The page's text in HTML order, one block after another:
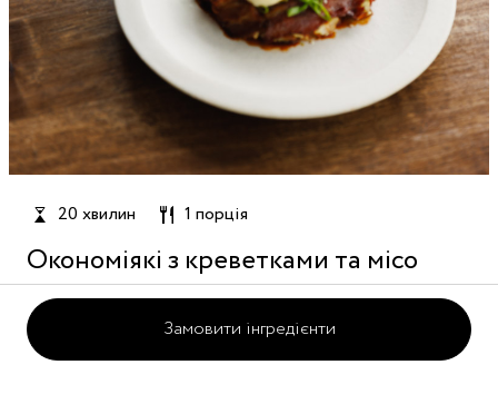
Замовити інгредієнти
20 хвилин 1 порція
Окономіякі з креветками та місо